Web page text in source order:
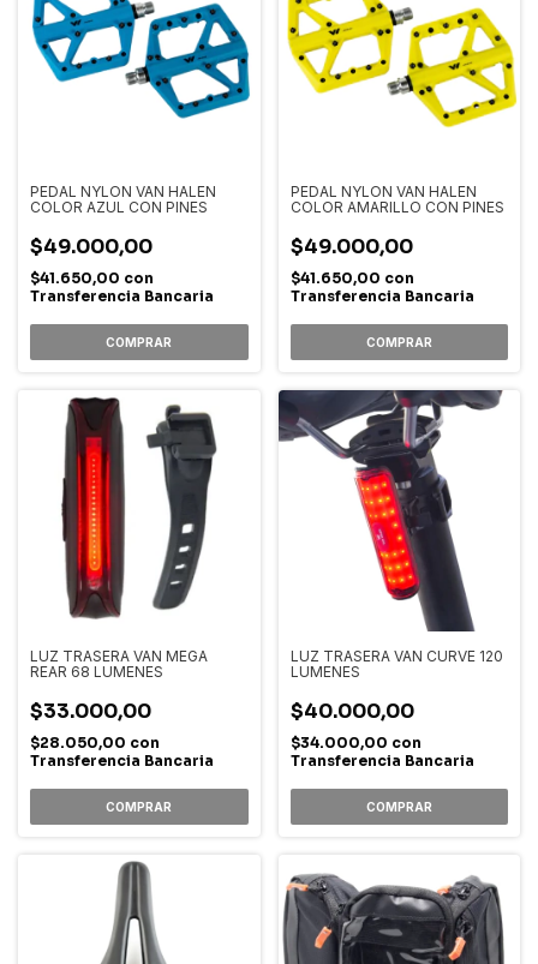
PEDAL NYLON VAN HALEN
COLOR AZUL CON PINES
$49.000,00
$41.650,00 con
Transferencia Bancaria
PEDAL NYLON VAN HALEN
COLOR AMARILLO CON PINES
$49.000,00
$41.650,00 con
Transferencia Bancaria
LUZ TRASERA VAN MEGA
REAR 68 LUMENES
$33.000,00
$28.050,00 con
Transferencia Bancaria
LUZ TRASERA VAN CURVE 120
LUMENES
$40.000,00
$34.000,00 con
Transferencia Bancaria